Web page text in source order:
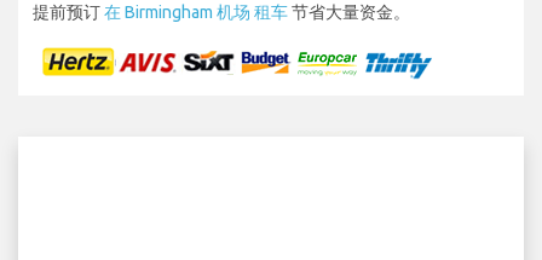
提前预订在 Birmingham 机场 租车节省大量资金。